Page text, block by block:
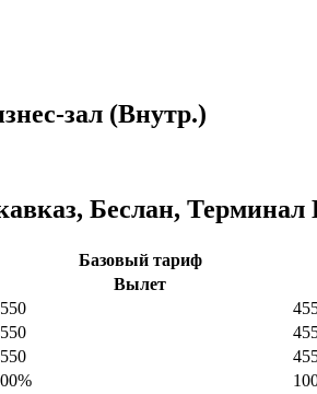
зал (Внутр.)
Беслан, Терминал
Базовый тариф
Вылет